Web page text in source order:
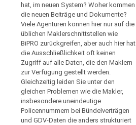
hat, im neuen System? Woher kommen
die neuen Beiträge und Dokumente?
Viele Agenturen können hier nur auf die
üblichen Maklerschnittstellen wie
BiPRO zurückgreifen, aber auch hier hat
die Ausschließlichkeit oft keinen
Zugriff auf alle Daten, die den Maklern
zur Verfügung gestellt werden.
Gleichzeitig leiden Sie unter den
gleichen Problemen wie die Makler,
insbesondere uneindeutige
Policennummern bei Bündelverträgen
und GDV-Daten die anders strukturiert